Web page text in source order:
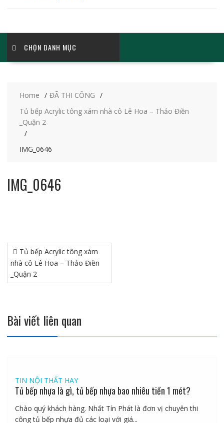
CHỌN DANH MỤC
Home
ĐÃ THI CÔNG
Tủ bếp Acrylic tông xám nhà cô Lê Hoa – Thảo Điền
_Quận 2
IMG_0646
IMG_0646
Tủ bếp Acrylic tông xám
nhà cô Lê Hoa – Thảo Điền
_Quận 2
Bài viết liên quan
TIN NỘI THẤT HAY
Tủ bếp nhựa là gì, tủ bếp nhựa bao nhiêu tiền 1 mét?
Chào quý khách hàng. Nhất Tín Phát là đơn vị chuyên thi
công tủ bếp nhựa đủ các loại với giá...